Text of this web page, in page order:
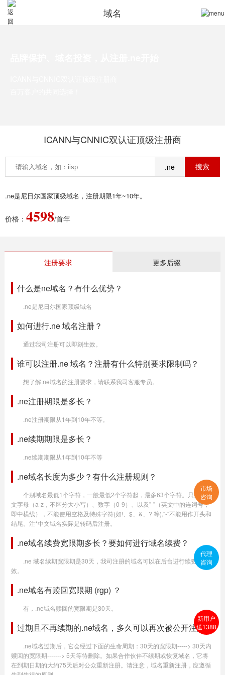
域名
ICANN与CNNIC双认证顶级注册商
.ne
.ne是尼日尔国家顶级域名，注册期限1年~10年。
价格： 4598/首年
注册要求 更多后缀
什么是ne域名？有什么优势？
.ne是尼日尔国家顶级域名
如何进行.ne 域名注册？
通过我司注册可以即刻生效。
谁可以注册.ne 域名？注册有什么特别要求限制吗？
想了解.ne域名的注册要求，请联系我司客服专员。
.ne注册期限是多长？
.ne注册期限从1年到10年不等。
.ne续期期限是多长？
.ne续期期限从1年到10年不等
.ne域名长度为多少？有什么注册规则？
个别域名最低1个字符，一般最低2个字符起，最多63个字符。只提供英
文字母（a-z，不区分大小写）、数字（0-9）、以及"-"（英文中的连词号，
即中横线），不能使用空格及特殊字符(如!、$、&、? 等),"-"不能用作开头和
结尾。注*中文域名实际是转码后注册。
.ne域名续费宽限期多长？要如何进行域名续费？
.ne 域名续期宽限期是30天，我司注册的域名可以在后台进行续费生
效。
.ne域名有赎回宽限期 (rgp) ？
有，.ne域名赎回的宽限期是30天。
过期且不再续期的.ne域名，多久可以再次被公开注册？
.ne域名过期后，它会经过下面的生命周期：30天的宽限期-----> 30天内
赎回的宽限期-------> 5天等待删除。如果合作伙伴不续期或恢复域名，它将
在到期日期的大约75天后对公众重新注册。请注意，域名重新注册，应遵循
市场
咨询
代理
咨询
新用户
送1388